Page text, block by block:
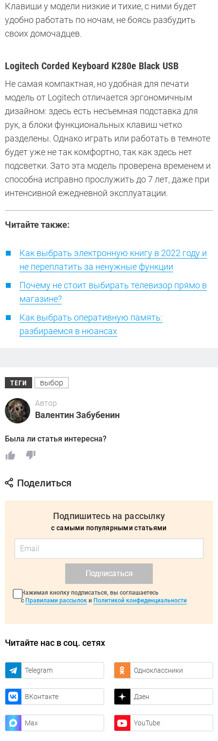
Клавиши у модели низкие и тихие, с ними будет
удобно работать по ночам, не боясь разбудить
своих домочадцев.
Logitech Corded Keyboard K280e Black USB
Не самая компактная, но удобная для печати
модель от Logitech отличается эргономичным
дизайном: здесь есть несъемная подставка для
рук, а блоки функциональных клавиш четко
разделены. Однако играть или работать в темноте
будет уже не так комфортно, так как здесь нет
подсветки. Зато эта модель проверена временем и
способна исправно прослужить до 7 лет, даже при
интенсивной ежедневной эксплуатации.
Читайте также:
Как выбрать электронную книгу в 2022 году и
не переплатить за ненужные функции
Почему не стоит выбирать телевизор прямо в
магазине?
Как выбрать оперативную память:
разбираемся в нюансах
ТЕГИ выбор
Автор
Валентин Забубенин
Была ли статья интересна?
Поделиться
Подпишитесь на рассылку
с самыми популярными статьями
Подписаться
Нажимая кнопку подписаться, вы соглашаетесь
с Правилами рассылок и Политикой конфиденциальности
Читайте нас в соц. сетях
Telegram Одноклассники
ВКонтакте Дзен
Max YouTube